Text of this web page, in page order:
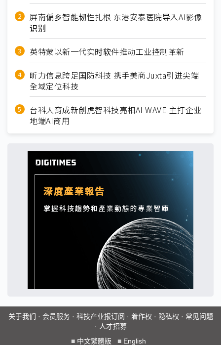
屏南偏乡智能韧性扎根 东港安泰医院导入AI影像
识别
英特蒙以新一代实时软件推动工业控制革新
昕力信息跨足国防科技 携手美商Juxta引进尖端
全域定位科技
台科大育成新创虎智科技亮相AI WAVE 主打企业
地端AI商用
关于我们 · 会员服务· 科技产业报订阅 · 着作权 · 隐私权 · 常见问题
· 人才招募
■ 中文繁體版 ■ English